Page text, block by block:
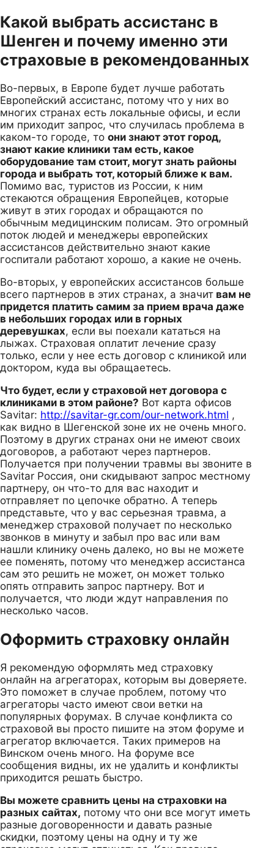
Какой выбрать ассистанс в
Шенген и почему именно эти
страховые в рекомендованных
Во-первых, в Европе будет лучше работать
Европейский ассистанс, потому что у них во
многих странах есть локальные офисы, и если
им приходит запрос, что случилась проблема в
каком-то городе, то они знают этот город,
знают какие клиники там есть, какое
оборудование там стоит, могут знать районы
города и выбрать тот, который ближе к вам.
Помимо вас, туристов из России, к ним
стекаются обращения Европейцев, которые
живут в этих городах и обращаются по
обычным медицинским полисам. Это огромный
поток людей и менеджеры европейских
ассистансов действительно знают какие
госпитали работают хорошо, а какие не очень.
Во-вторых, у европейских ассистансов больше
всего партнеров в этих странах, а значит вам не
придется платить самим за прием врача даже
в небольших городах или в горных
деревушках, если вы поехали кататься на
лыжах. Страховая оплатит лечение сразу
только, если у нее есть договор с клиникой или
доктором, куда вы обращаетесь.
Что будет, если у страховой нет договора с
клиниками в этом районе? Вот карта офисов
Savitar: http://savitar-gr.com/our-network.html ,
как видно в Шегенской зоне их не очень много.
Поэтому в других странах они не имеют своих
договоров, а работают через партнеров.
Получается при получении травмы вы звоните в
Savitar Россия, они скидывают запрос местному
партнеру, он что-то для вас находит и
отправляет по цепочке обратно. А теперь
представьте, что у вас серьезная травма, а
менеджер страховой получает по несколько
звонков в минуту и забыл про вас или вам
нашли клинику очень далеко, но вы не можете
ее поменять, потому что менеджер ассистанса
сам это решить не может, он может только
опять отправить запрос партнеру. Вот и
получается, что люди ждут направления по
несколько часов.
Оформить страховку онлайн
Я рекомендую оформлять мед страховку
онлайн на агрегаторах, которым вы доверяете.
Это поможет в случае проблем, потому что
агрегаторы часто имеют свои ветки на
популярных форумах. В случае конфликта со
страховой вы просто пишите на этом форуме и
агрегатор включается. Таких примеров на
Винском очень много. На форуме все
сообщения видны, их не удалить и конфликты
приходится решать быстро.
Вы можете сравнить цены на страховки на
разных сайтах, потому что они все могут иметь
разные договоренности и давать разные
скидки, поэтому цены на одну и ту же